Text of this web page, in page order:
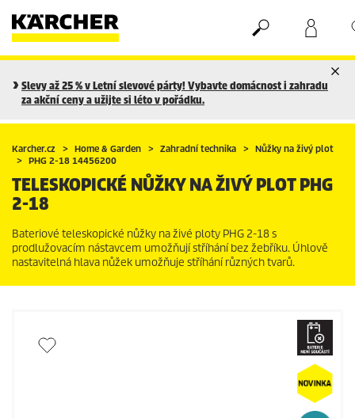
Nákupní košík
Seznam oblíbených produktů
Slevy až 25 % v Letní slevové párty! Vybavte domácnost i zahradu
za akční ceny a užijte si léto v pořádku.
Karcher.cz Home & Garden Zahradní technika
Nůžky na živý plot
PHG 2-18 14456200
TELESKOPICKÉ NŮŽKY NA ŽIVÝ PLOT PHG
2-18
Bateriové teleskopické nůžky na živé ploty PHG 2-18 s
prodlužovacím nástavcem umožňují stříhání bez žebříku. Úhlově
nastavitelná hlava nůžek umožňuje stříhání různých tvarů.